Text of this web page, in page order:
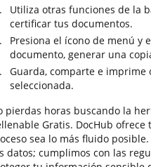
Utiliza otras funciones de la
certificar tus documentos.
Presiona el ícono de menú y
documento, generar una
Guarda, comparte e imprime
seleccionada.
pierdas horas buscando la
Gratis. DocHub
sea lo más fluido
datos; cumplimos con las